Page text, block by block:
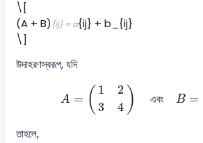
\[
(A + B) {ij} = a{ij} + b_{ij}
\]
উদাহরণস্বরূপ, যদি
A = ( 1
2
3
4 ) এবং B =
A= 2 3
তাহলে,